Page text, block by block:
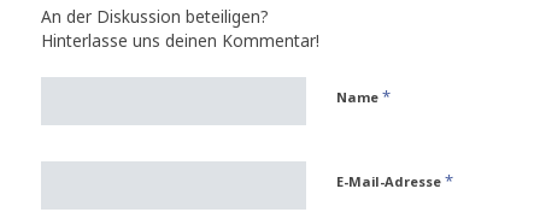
An der Diskussion beteiligen?
Hinterlasse uns deinen Kommentar!
Name *
E-Mail-Adresse *